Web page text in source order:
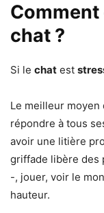
Comment
chat ?
Si le chat est
Le meilleur moyen
répondre à tous
avoir une litière
griffade libère des
-, jouer, voir le
hauteur.